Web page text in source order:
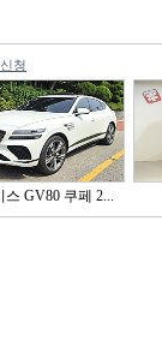
청
스 GV80 쿠페 2...